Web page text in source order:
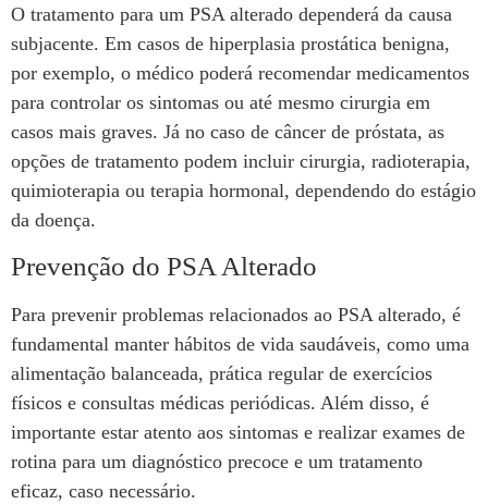
O tratamento para um PSA alterado dependerá da causa
subjacente. Em casos de hiperplasia prostática benigna,
por exemplo, o médico poderá recomendar medicamentos
para controlar os sintomas ou até mesmo cirurgia em
casos mais graves. Já no caso de câncer de próstata, as
opções de tratamento podem incluir cirurgia, radioterapia,
quimioterapia ou terapia hormonal, dependendo do estágio
da doença.
Prevenção do PSA Alterado
Para prevenir problemas relacionados ao PSA alterado, é
fundamental manter hábitos de vida saudáveis, como uma
alimentação balanceada, prática regular de exercícios
físicos e consultas médicas periódicas. Além disso, é
importante estar atento aos sintomas e realizar exames de
rotina para um diagnóstico precoce e um tratamento
eficaz, caso necessário.